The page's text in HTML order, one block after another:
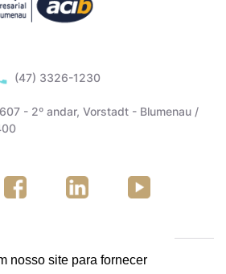
(47) 3326-1230
- 2º andar, Vorstadt - Blumenau /
nosso site para fornecer